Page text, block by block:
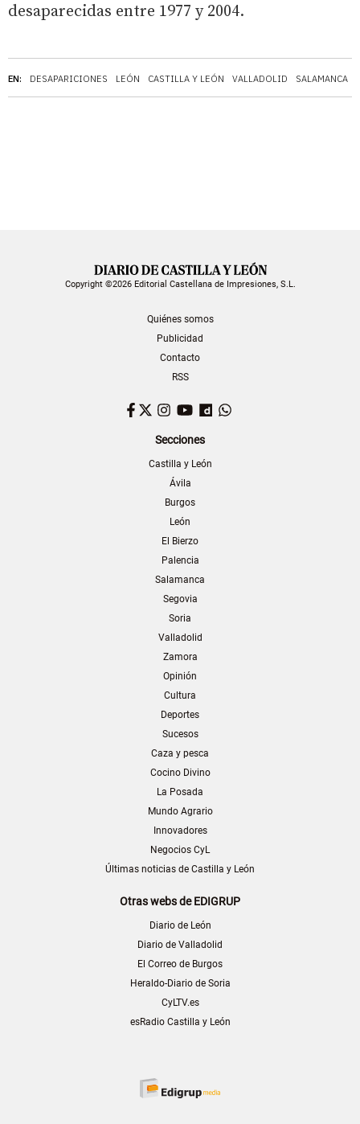
EN: DESAPARICIONES LEÓN CASTILLA Y LEÓN VALLADOLID SALAMANCA
desaparecidas entre 1977 y 2004.
Copyright ©2026 Editorial Castellana de Impresiones, S.L.
Quiénes somos
Publicidad
Contacto
RSS
Facebook
TwitterInstagram
YouTubeDailymotion
Secciones
Castilla y León
Ávila
Burgos
León
El Bierzo
Palencia
Salamanca
Segovia
Soria
Valladolid
Zamora
Opinión
Cultura
Deportes
Sucesos
Caza y pesca
Cocino Divino
La Posada
Mundo Agrario
Innovadores
Negocios CyL
Últimas noticias de Castilla y León
Otras webs de EDIGRUP
Diario de León
Diario de Valladolid
El Correo de Burgos
Heraldo-Diario de Soria
CyLTV.es
esRadio Castilla y León